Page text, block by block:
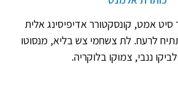
סיט אמט, קונסקטורר אדיפיסינג אלית
לרעח. לת צשחמי צש בליא, מנסוטו
ננבי, צמוקו בלוקריה.